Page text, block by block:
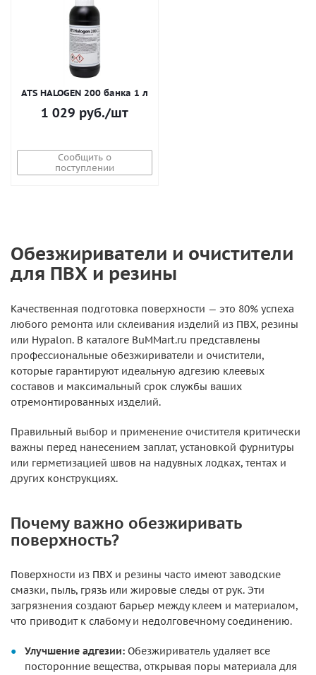
ATS HALOGEN 200 банка 1 л
1 029 руб./шт
Сообщить о
поступлении
Обезжириватели и очистители
для ПВХ и резины
Качественная подготовка поверхности — это 80% успеха
любого ремонта или склеивания изделий из ПВХ, резины
или Hypalon. В каталоге BuMMart.ru представлены
профессиональные обезжириватели и очистители,
которые гарантируют идеальную адгезию клеевых
составов и максимальный срок службы ваших
отремонтированных изделий.
Правильный выбор и применение очистителя критически
важны перед нанесением заплат, установкой фурнитуры
или герметизацией швов на надувных лодках, тентах и
других конструкциях.
Почему важно обезжиривать
поверхность?
Поверхности из ПВХ и резины часто имеют заводские
смазки, пыль, грязь или жировые следы от рук. Эти
загрязнения создают барьер между клеем и материалом,
что приводит к слабому и недолговечному соединению.
Улучшение адгезии: Обезжириватель удаляет все
посторонние вещества, открывая поры материала для